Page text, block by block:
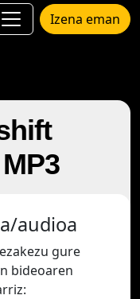
Izena eman
audioa
gure
bideoaren